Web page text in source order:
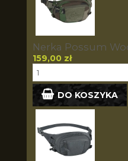
Nerka Possum
159,00 zł
DO KOSZYKA